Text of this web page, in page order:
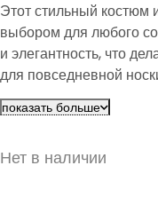
Этот стильный костюм
выбором для любого
и элегантность, что
для повседневной
материалу, вы будете
протяжении всего дня.
показать больше
Нет в наличии